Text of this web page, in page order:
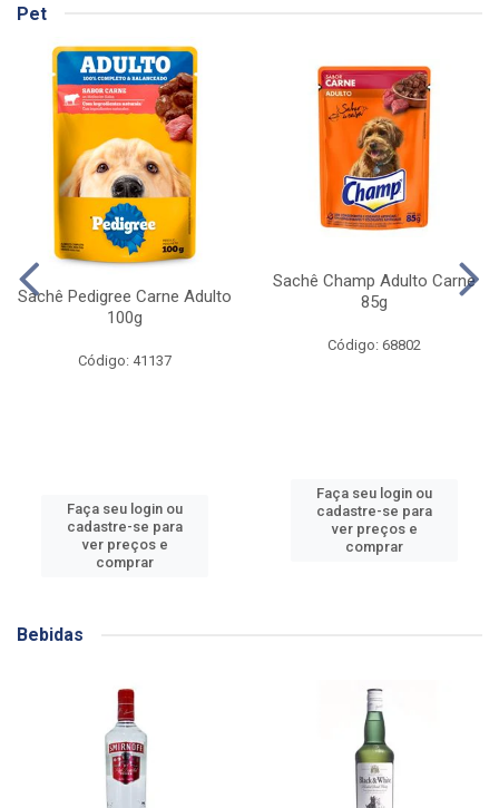
Pet
Sachê Pedigree Carne Adulto
100g
Código: 41137
Faça seu login ou
cadastre-se para
ver preços e
comprar
Sachê Champ Adulto Carne
85g
Código: 68802
Faça seu login ou
cadastre-se para
ver preços e
comprar
Bebidas